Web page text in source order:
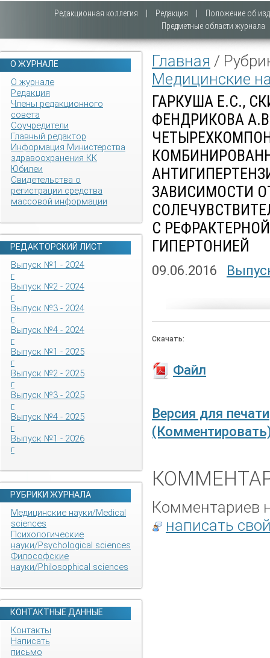
Редакционная коллегия Редакция
Положение об
Предметные области журнала
О ЖУРНАЛЕ
О журнале
Редакция
Члены редакционного
совета
Соучредители
Главный редактор
Информация Министерства
здравоохранения КК
Юбилеи
Свидетельства о
регистрации средства
массовой информации
РЕДАКТОРСКИЙ ЛИСТ
Выпуск №1 - 2024
г
Выпуск №2 - 2024
г
Выпуск №3 - 2024
г
Выпуск №4 - 2024
г
Выпуск №1 - 2025
г
Выпуск №2 - 2025
г
Выпуск №3 - 2025
г
Выпуск №4 - 2025
г
Выпуск №1 - 2026
г
РУБРИКИ ЖУРНАЛА
Медицинские науки/Medical
sciences
Психологические
науки/Psychological sciences
Философские
науки/Philosophical sciences
КОНТАКТНЫЕ ДАННЫЕ
Контакты
Написать
письмо
Главная /
Медицинские
ГАРКУША Е.С.,
ФЕНДРИКОВА
ЗАВИСИМОСТИ
С
ГИПЕРТОНИЕЙ
09.06.2016
Скачать:
Файл
Версия для печати
Комментариев
написать